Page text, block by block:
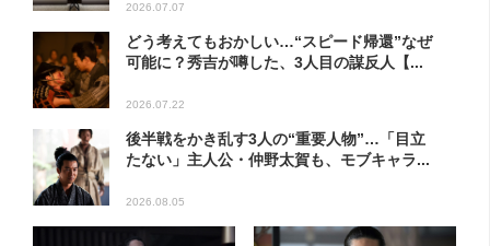
2026.07.07
どう考えてもおかしい…“スピード帰還”なぜ
可能に？秀吉が噂した、3人目の謀反人【...
2026.07.22
後半戦をかき乱す3人の“重要人物”…「目立
たない」主人公・仲野太賀も、モブキャラ...
2026.08.05